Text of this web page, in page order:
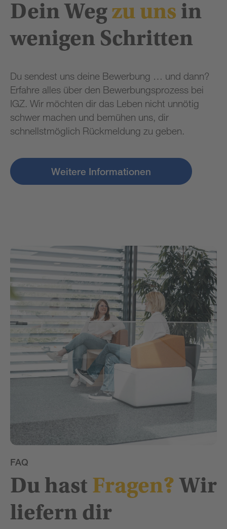
Dein Weg zu uns in
wenigen Schritten
Du sendest uns deine Bewerbung … und dann?
Erfahre alles über den Bewerbungsprozess bei
IGZ. Wir möchten dir das Leben nicht unnötig
schwer machen und bemühen uns, dir
schnellstmöglich Rückmeldung zu geben.
Weitere Informationen
FAQ
Du hast Fragen? Wir
liefern dir